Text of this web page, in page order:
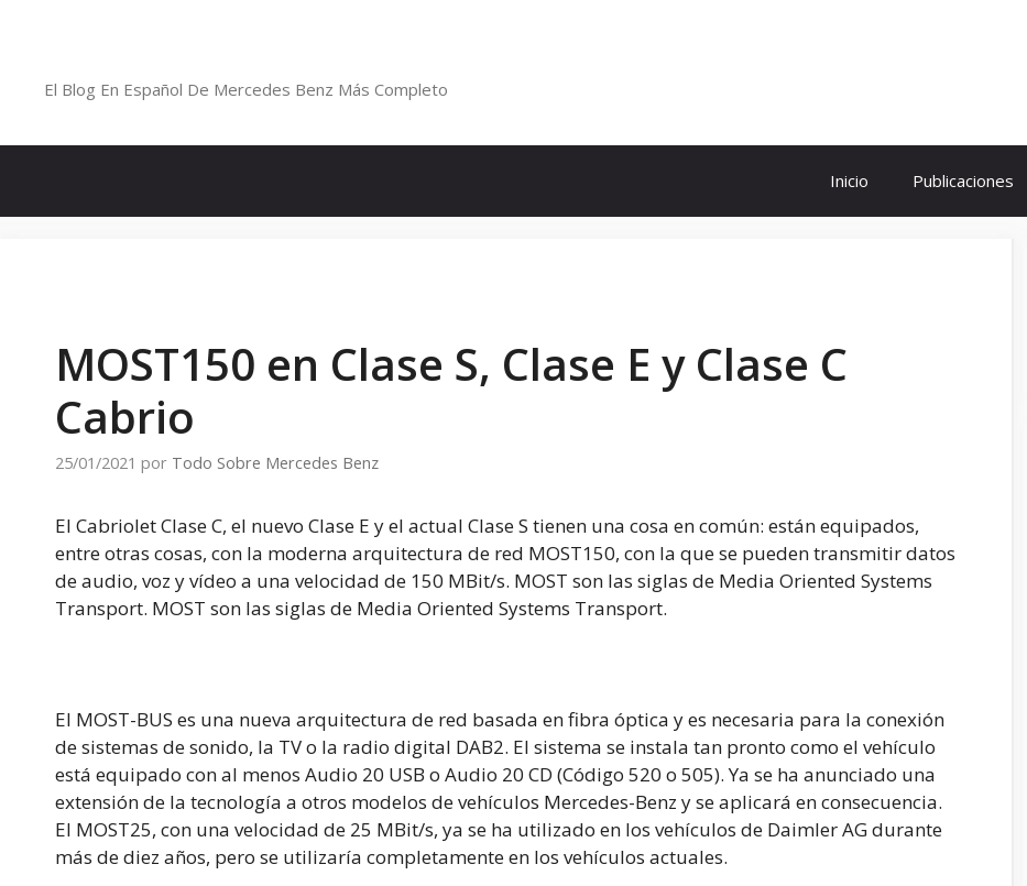
El Blog En Español De Mercedes Benz Más Completo
Inicio Publicaciones
MOST150 en Clase S, Clase E y Clase C
Cabrio
25/01/2021 por Todo Sobre Mercedes Benz
El Cabriolet Clase C, el nuevo Clase E y el actual Clase S tienen una cosa en común: están equipados,
entre otras cosas, con la moderna arquitectura de red MOST150, con la que se pueden transmitir datos
de audio, voz y vídeo a una velocidad de 150 MBit/s. MOST son las siglas de Media Oriented Systems
Transport. MOST son las siglas de Media Oriented Systems Transport.
El MOST-BUS es una nueva arquitectura de red basada en fibra óptica y es necesaria para la conexión
de sistemas de sonido, la TV o la radio digital DAB2. El sistema se instala tan pronto como el vehículo
está equipado con al menos Audio 20 USB o Audio 20 CD (Código 520 o 505). Ya se ha anunciado una
extensión de la tecnología a otros modelos de vehículos Mercedes-Benz y se aplicará en consecuencia.
El MOST25, con una velocidad de 25 MBit/s, ya se ha utilizado en los vehículos de Daimler AG durante
más de diez años, pero se utilizaría completamente en los vehículos actuales.